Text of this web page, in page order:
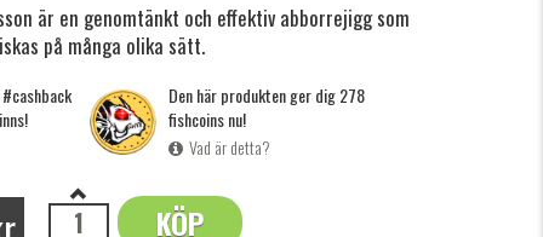
är en genomtänkt och effektiv abborrejigg som
på många olika sätt.
Den här produkten ger dig 278
fishcoins nu!
Vad är detta?
KÖP
OK